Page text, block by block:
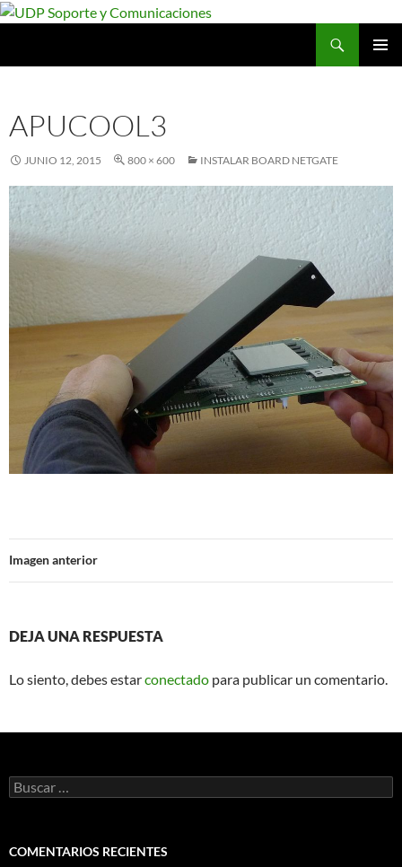
Saltar
APUCOOL3
JUNIO 12, 2015 800 × 600 INSTALAR BOARD NETGATE
Imagen anterior
DEJA UNA RESPUESTA
Lo siento, debes estarconectado para publicar un comentario.
Buscar:
COMENTARIOS RECIENTES